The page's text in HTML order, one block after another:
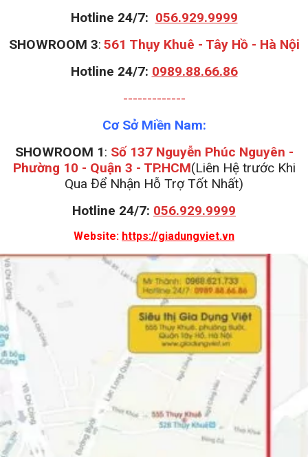
Hotline 24/7: 056.929.9999
SHOWROOM 3: 561 Thụy Khuê - Tây Hồ - Hà Nội
Hotline 24/7: 0989.88.66.86
-------------
Cơ Sở Miền Nam:
SHOWROOM 1: Số 137 Nguyễn Phúc Nguyên -
Phường 10 - Quận 3 - TP.HCM(Liên Hệ trước Khi
Qua Để Nhận Hỗ Trợ Tốt Nhất)
Hotline 24/7: 056.929.9999
Website: https://giadungviet.vn